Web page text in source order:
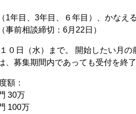
1年目、3年目、６年目）、かなえ
前相談締切：6月22日）
０日（水）まで。 開始したい月
募集期間内であっても受付を終了
額：
30万
100万